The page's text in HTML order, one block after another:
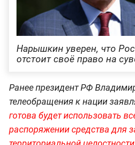
Нарышкин уверен, что
отстоит своё право на
Ранее президент РФ
телеобращения к нации
готова будет использовать
распоряжении средства для